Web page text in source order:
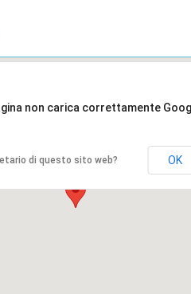
non carica correttamente
di questo sito web? OK